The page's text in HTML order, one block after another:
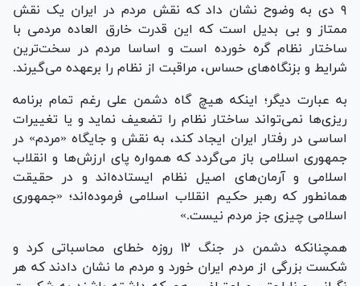
۹ دی به وضوح نشان داد که نقش مردم در ایران یک نقش
ممتاز و بی بدیل است که این قدرت خارق العاده مردمی با
ساختار نظام گره خورده است و اساسا مردم در سخت‌ترین
شرایط و بزنگاه‌های حساس، مراقبت از نظام را برعهده می‌گیرند.
به عبارت دیگر؛ اینکه هیچ گاه دشمن علی رغم تمام برنامه
ریزی‌ها نمی‌تواند ساختار نظام را تضعیف نماید و یا تغییرات
اساسی در رفتار ایران ایجاد کند، به نقش و جایگاه «مردم» در
جمهوری اسلامی باز می‌گردد که همواره پای ارزش‌ها و انقلاب
اسلامی و آرمان‌های اصیل نظام ایستاده‌اند و در حقیقت
همانطور که رهبر حکیم انقلاب اسلامی فرموده‌اند؛ «جمهوری
اسلامی چیزی جز مردم نیست.»
همچنانکه دشمن در جنگ ۱۲ روزه خطای محاسباتی کرد و
شکست بزرگی از مردم ایران خورد و مردم ما نشان دادند که هر